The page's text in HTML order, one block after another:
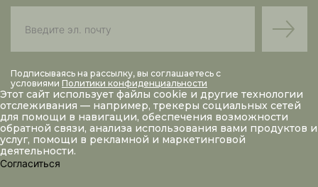
Подписываясь на рассылку, вы соглашаетесь с
условиями Политики конфиденциальности
Этот сайт использует файлы cookie и другие технологии
отслеживания — например, трекеры социальных сетей
для помощи в навигации, обеспечения возможности
обратной связи, анализа использования вами продуктов и
услуг, помощи в рекламной и маркетинговой
деятельности.
Согласиться